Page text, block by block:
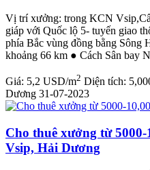
Vị trí xưởng: trong KCN
giáp với Quốc lộ 5- tuyến giao
phía Bắc vùng đồng bằng Sông
khoảng 66 km ● Cách Sân bay
Giá: 5,2 USD/m2 Diện tích:
Dương 31-07-2023
Cho thuê xưởng từ
Vsip, Hải Dương